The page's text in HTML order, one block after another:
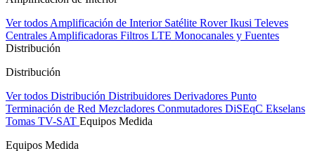
Ver todos Amplificación de Interior Satélite RoverIkusi Televes
Centrales Amplificadoras Filtros LTE Monocanales y Fuentes
Distribución
Distribución
Ver todos Distribución Distribuidores Derivadores Punto
Terminación de Red Mezcladores Conmutadores DiSEqC Ekselans
Tomas TV-SAT Equipos Medida
Equipos Medida